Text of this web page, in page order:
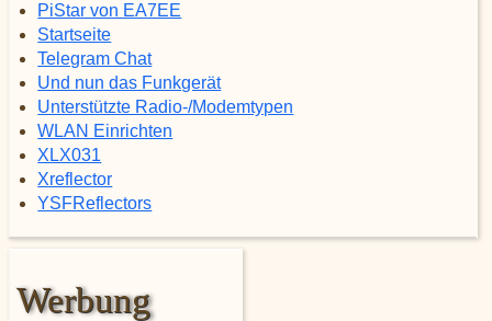
PiStar von EA7EE
Startseite
Telegram Chat
Und nun das Funkgerät
Unterstützte Radio-/Modemtypen
WLAN Einrichten
XLX031
Xreflector
YSFReflectors
Werbung